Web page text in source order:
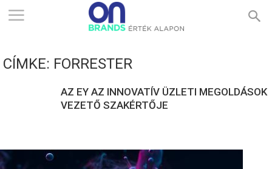
ONBRANDS
CÍMKE: FORRESTER
AZ EY AZ INNOVATÍV ÜZLETI MEGOLDÁSOK
VEZETŐ SZAKÉRTŐJE